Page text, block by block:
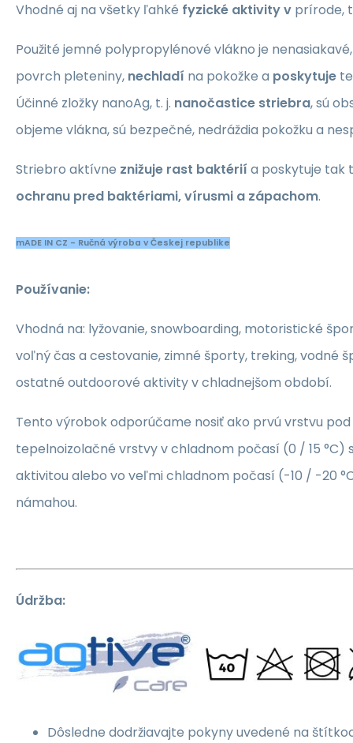
Vhodné aj na všetky ľahké fyzické aktivity v prírode,
Použité jemné polypropylénové vlákno je
povrch pleteniny, nechladí na pokožke a poskytuje
Účinné zložky nanoAg, t. j. nanočastice striebra, sú
objeme vlákna, sú bezpečné, nedráždia pokožku a
Striebro aktívne znižuje rast baktérií a poskytuje tak
ochranu pred baktériami, vírusmi a zápachom.
mADE IN CZ - Ručná výroba v Českej republike
Používanie:
Vhodná na: lyžovanie, snowboarding, motoristické
voľný čas a cestovanie, zimné športy, treking, vodné
ostatné outdoorové aktivity v chladnejšom období.
Tento výrobok odporúčame nosiť ako prvú vrstvu
tepelnoizolačné vrstvy v chladnom počasí (0 / 15 °C)
aktivitou alebo vo veľmi chladnom počasí (-10 / -20
námahou.
Údržba:
Dôsledne dodržiavajte pokyny uvedené na